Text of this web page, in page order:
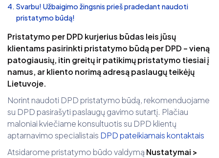
Svarbu! Užbaigimo žingsnis prieš pradedant naudoti
pristatymo būdą!
Pristatymo per DPD kurjerius būdas leis jūsų
klientams pasirinkti pristatymo būdą per DPD – vieną
patogiausių, itin greitų ir patikimų pristatymo tiesiai į
namus, ar kliento norimą adresą paslaugų teikėjų
Lietuvoje.
Norint naudoti DPD pristatymo būdą, rekomenduojame
su DPD pasirašyti paslaugų gavimo sutartį. Plačiau
maloniai kviečiame konsultuotis su DPD klientų
aptarnavimo specialistais DPD pateikiamais kontaktais
Atsidarome pristatymo būdo valdymą Nustatymai >